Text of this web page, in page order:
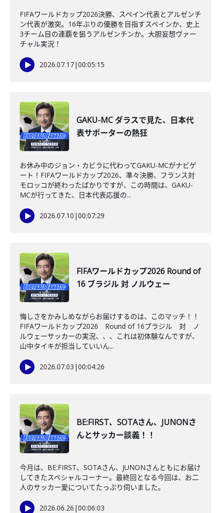
FIFAワールドカップ2026決勝、スペイン代表とアルゼンチ
ン代表が激突。16年ぶりの優勝を目指すスペインか、史上
3チーム目の連覇を狙うアルゼンチンか。大胆妄想ヴァー
チャル実況！
2026.07.17|00:05:15
GAKU-MC ダラスで見た、日本代
表サポーターの熱狂
お休み中のジョン・カビラに代わってGAKU-MCがナビゲ
ート！FIFAワールドカップ2026、準々決勝、フランス対
モロッコが終わったばかりですが、この時間は、GAKU-
MCが行ってきた、日本代表応援の...
2026.07.10 |00:07:29
FIFAワールドカップ2026 Round of
16 ブラジル 対 ノルウェー
悔しさをかみしめながらお届けするのは、このマッチ！！
FIFAワールドカップ2026 Round of 16ブラジル 対 ノ
ルウェーサッカーの実況、、、これは初体験なんですが、
山中タイキが担当していいん...
2026.07.03 |00:04:26
BE:FIRST、SOTAさん、JUNONさ
んとサッカー談義！！
今月は、BE:FIRST、SOTAさん、JUNONさんともにお届け
してきたスペシャルコーナー。最終回となる今回は、お二
人のサッカー愛についてたっぷり伺いました。
2026.06.26 |00:06:03